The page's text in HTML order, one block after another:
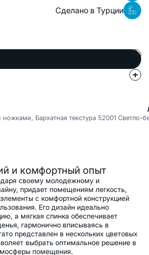
Сделано в Турции
Бархатная текстура 52001 Светло-
и комфортный опыт
своему молодежному и
придает помещениям легкость,
с комфортной конструкцией
Его дизайн идеально
а мягкая спинка обеспечивает
гармонично вписываясь в
представлен в нескольких цветовых
выбрать оптимальное решение в
помещения.